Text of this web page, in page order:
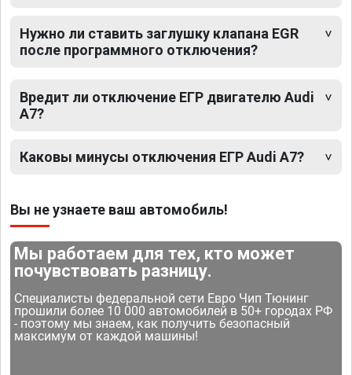
Нужно ли ставить заглушку клапана EGR
после программного отключения?
Вредит ли отключение ЕГР двигателю Audi
A7?
Каковы минусы отключения ЕГР Audi A7?
Вы не узнаете ваш автомобиль!
Мы работаем для тех, кто может
почувствовать разницу.
Специалисты федеральной сети Евро Чип Тюнинг
прошили более 10 000 автомобилей в 50+ городах РФ
- поэтому мы знаем, как получить безопасный
максимум от каждой машины!